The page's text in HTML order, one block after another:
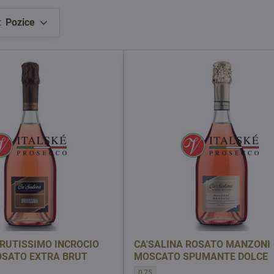
Pozice
INCROCIO
EXTRA BRUT
INCROCIO MANZONI ROSATO EXTRA BRUT - OBJEM l:
CA'SALINA ROSATO MANZONI
MOSCATO SPUMANTE DOLCE
CA'SALINA ROSATO MANZONI